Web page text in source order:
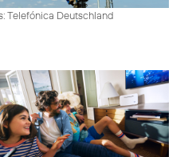
Telefónica Deutschland